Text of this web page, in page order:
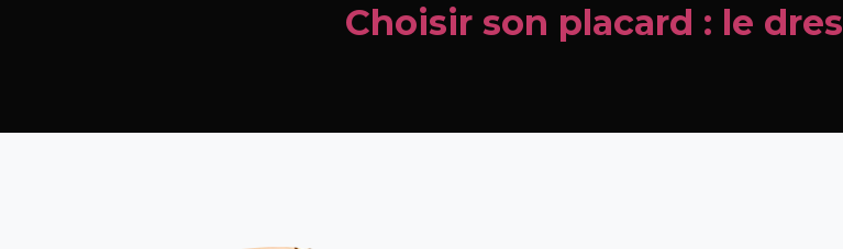
Choisir son placard : le